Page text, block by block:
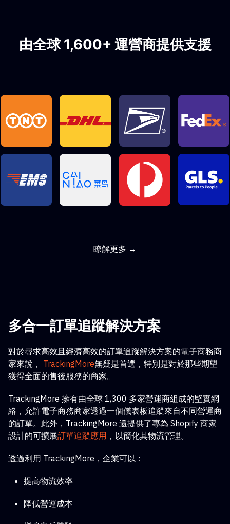
由全球 1,600+ 運營商提供支援
瞭解更多 →
多合一訂單追蹤解決方案
對於尋求高效且經濟高效的訂單追蹤解決方案的電子商務商
家來說， TrackingMore無疑是首選，特別是對於那些期望
獲得全面的售後服務的商家。
TrackingMore 擁有由全球 1,300 多家營運商組成的堅實網
絡，允許電子商務商家透過一個儀表板追蹤來自不同營運商
的訂單。此外，TrackingMore 還提供了專為 Shopify 商家
設計的可擴展訂單追蹤應用 ，以簡化其物流管理。
透過利用 TrackingMore，企業可以：
提高物流效率
降低營運成本